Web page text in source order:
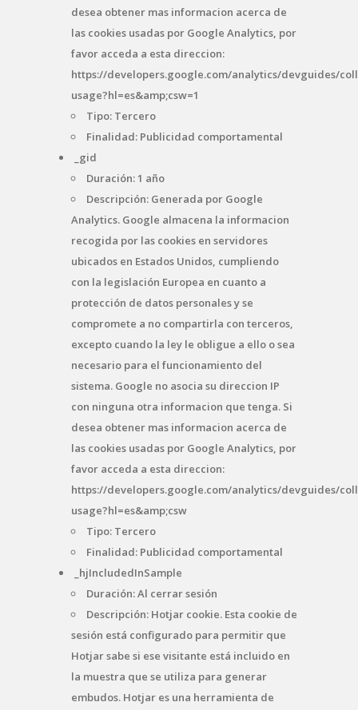
desea obtener mas informacion acerca de
las cookies usadas por Google Analytics, por
favor acceda a esta direccion:
https://developers.google.com/analytics/devguides/
usage?hl=es&amp;csw=1
Tipo: Tercero
Finalidad: Publicidad comportamental
_gid
Duración: 1 año
Descripción: Generada por Google
Analytics. Google almacena la informacion
recogida por las cookies en servidores
ubicados en Estados Unidos, cumpliendo
con la legislación Europea en cuanto a
protección de datos personales y se
compromete a no compartirla con terceros,
excepto cuando la ley le obligue a ello o sea
necesario para el funcionamiento del
sistema. Google no asocia su direccion IP
con ninguna otra informacion que tenga. Si
desea obtener mas informacion acerca de
las cookies usadas por Google Analytics, por
favor acceda a esta direccion:
https://developers.google.com/analytics/devguides/
usage?hl=es&amp;csw
Tipo: Tercero
Finalidad: Publicidad comportamental
_hjIncludedInSample
Duración: Al cerrar sesión
Descripción: Hotjar cookie. Esta cookie de
sesión está configurado para permitir que
Hotjar sabe si ese visitante está incluido en
la muestra que se utiliza para generar
embudos. Hotjar es una herramienta de